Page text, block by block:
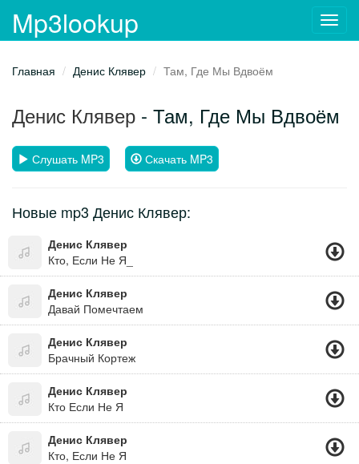
Mp3lookup
Главная Денис Клявер Там, Где Мы Вдвоём
Денис Клявер - Там, Где Мы Вдвоём
Слушать MP3 Скачать MP3
Новые mp3 Денис Клявер:
Денис Клявер
Кто, Если Не Я_
Денис Клявер
Давай Помечтаем
Денис Клявер
Брачный Кортеж
Денис Клявер
Кто Если Не Я
Денис Клявер
Кто, Если Не Я